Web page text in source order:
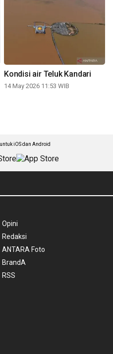
Kondisi air Teluk Kandari
14 May 2026 11:53 WIB
iOS dan Android
Opini
Redaksi
ANTARA Foto
BrandA
RSS